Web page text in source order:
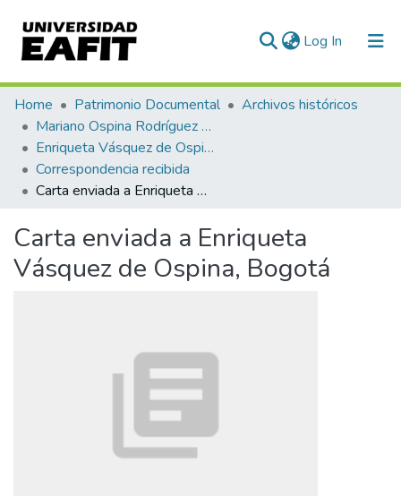
Log In (current)
Communities & Collections
All of DSpace
Statistics
Home Patrimonio Documental
Archivos históricos
Mariano Ospina Rodríguez (1826 -1912)
Enriqueta Vásquez de Ospina
Correspondencia recibida
Carta enviada a Enriqueta Vásquez de Ospina, Bogotá
Carta enviada a Enriqueta
Vásquez de Ospina, Bogotá